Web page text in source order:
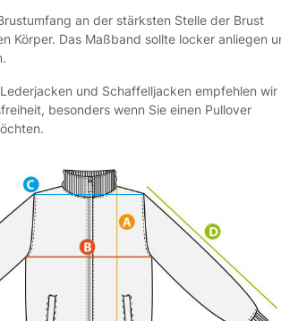
an der stärksten Stelle der Brust
Körper. Das Maßband sollte locker anliegen
und Schaffelljacken empfehlen wir
besonders wenn Sie einen Pullover